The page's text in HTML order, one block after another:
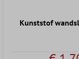
Kunststof